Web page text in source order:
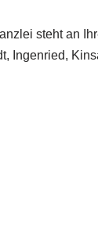
steht an
Ingenried,